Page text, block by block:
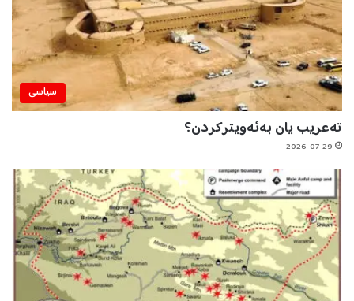
سیاسی
تەعریب یان بەئەویترکردن؟
2026-07-29